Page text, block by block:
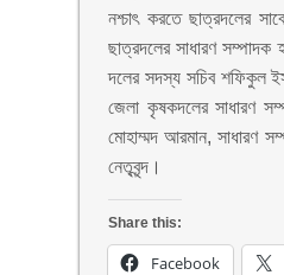
নশ্চাৎ করতে ছাত্রদলের
ছাত্রদলের সাধারণ সম্পাদক
দলের সদস্য সচিব শফিকুল
জেলা কৃষকদলের সাধারণ
মোহাম্মদ আরমান, সাধারণ
নেতৃবৃন্দ।
Share this:
Facebook